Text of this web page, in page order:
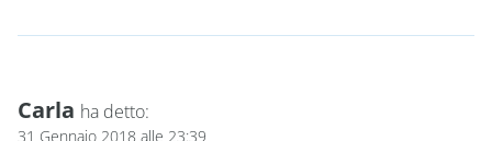
Carla ha detto:
31 Gennaio 2018 alle 23:39